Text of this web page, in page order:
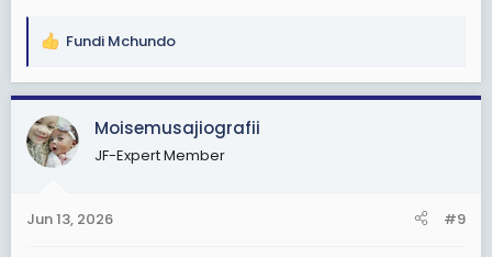
R
a
c
t
i
s
Fundi Mchundo
Moisemusajiografii
JF-Expert Member
Jun 13, 2026 #9